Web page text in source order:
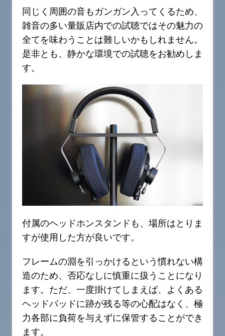
同じく周囲の音もガンガン入ってくるため、
雑音の多い量販店内での試聴ではその魅力の
全てを味わうことは難しいかもしれません。
是非とも、静かな環境での試聴をお勧めしま
す。
付属のヘッドホンスタンドも、場所はとりま
すが使用した方が良いです。
フレームの淵を引っかけるという慣れない構
造のため、否応なしに慎重に扱うことになり
ます。ただ、一度掛けてしまえば、よくある
ヘッドパッドに跡が残る等の心配はなく、極
力各部に負荷を与えずに保管することができ
ます。